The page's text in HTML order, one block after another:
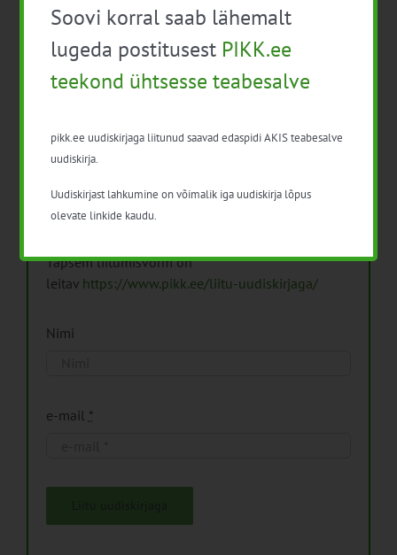
Pikk.ee uudiskirjaga liitumine.
Isikuandmeid töötleme vastavalt
Isikuandmete
Täpsem liitumisvorm on
leitav https://www.pikk.ee/liitu-uudiskirjaga/
Nimi
e-mail *
Soovi korral saab lähemalt
lugeda postitusest PIKK.ee
teekond ühtsesse teabesalve
pikk.ee uudiskirjaga liitunud saavad edaspidi AKIS teabesalve
uudiskirja.
Uudiskirjast lahkumine on võimalik iga uudiskirja lõpus
olevate linkide kaudu.